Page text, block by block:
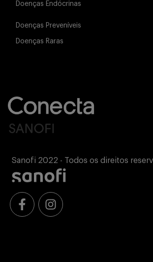
Doenças Endócrinas
Doenças Preveníveis
Doenças Raras
Sanofi 2022 - Todos os direitos